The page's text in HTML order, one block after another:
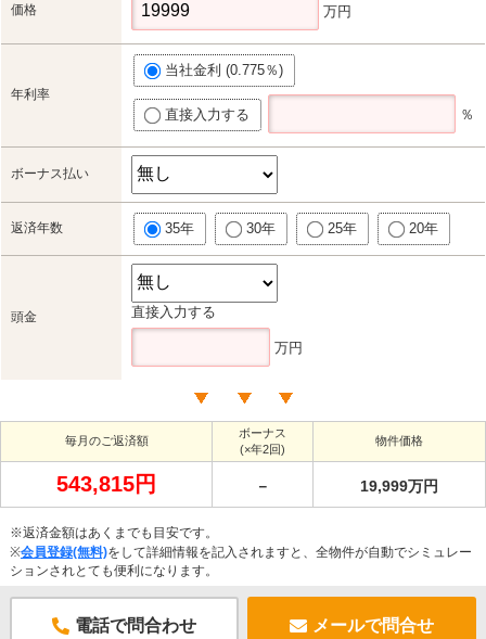
価格 万円
年利率
当社金利 (0.775％)
直接入力する ％
ボーナス払い
返済年数 35年 30年 25年 20年
頭金 直接入力する
万円
毎月のご返済額
ボーナス
(×年2回)
物件価格
543,815円 － 19,999万円
※返済金額はあくまでも目安です。
※会員登録(無料)をして詳細情報を記入されますと、全物件が自動でシミュレー
ションされとても便利になります。
電話で問合わせ メールで問合せ